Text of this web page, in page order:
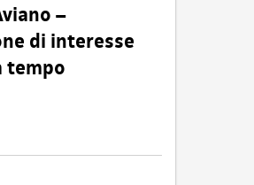
–
di interesse
tempo